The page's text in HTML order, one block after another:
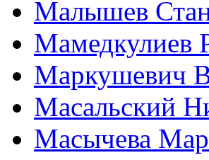
Малышев
Мамедкулиев
Маркушевич
Масальский
Масычева